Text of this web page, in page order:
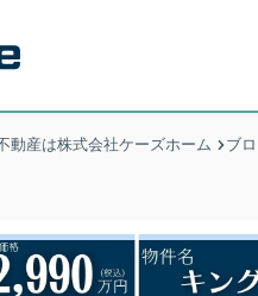
動産は株式会社ケーズホーム ブ